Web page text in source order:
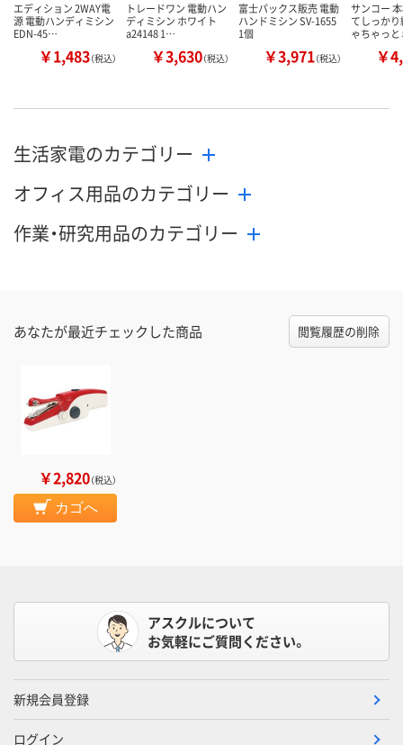
エディション 2WAY電
源 電動ハンディミシン
EDN-45…
￥1,483（税込）
トレードワン 電動ハン
ディミシン ホワイト
a24148 1…
￥3,630（税込）
富士パックス販売 電動
ハンドミシン SV-1655
1個
￥3,971（税込）
サンコー
てしっかり
ゃちゃっ
￥
生活家電のカテゴリー
オフィス用品のカテゴリー
作業・研究用品のカテゴリー
あなたが最近チェックした商品 閲覧履歴の削除
￥2,820（税込）
カゴへ
アスクルについて
お気軽にご質問ください。
新規会員登録
ログイン